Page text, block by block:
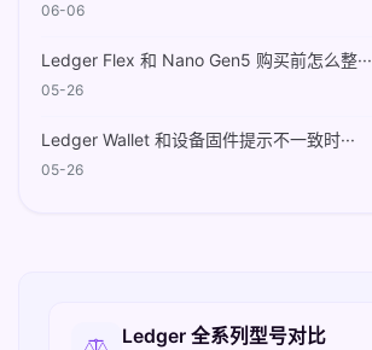
06-06
Ledger Flex 和 Nano Gen5 购买前怎么整···
05-26
Ledger Wallet 和设备固件提示不一致时···
05-26
相关入口
Ledger 全系列型号对比